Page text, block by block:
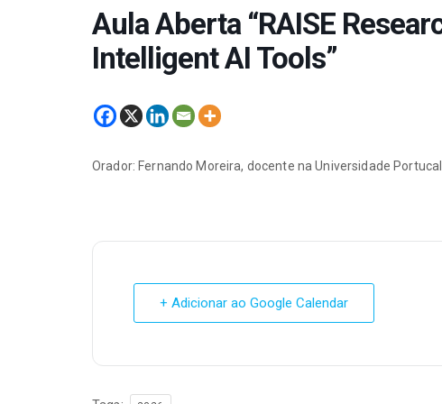
Aula Aberta “RAISE
Intelligent AI Tools”
Orador: Fernando Moreira, docente na Universidade
+ Adicionar ao Google Calendar